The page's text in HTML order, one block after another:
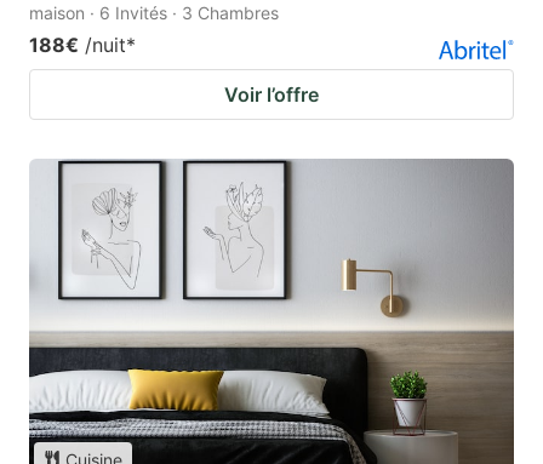
maison · 6 Invités · 3 Chambres
188€ /nuit*
Voir l’offre
Cuisine